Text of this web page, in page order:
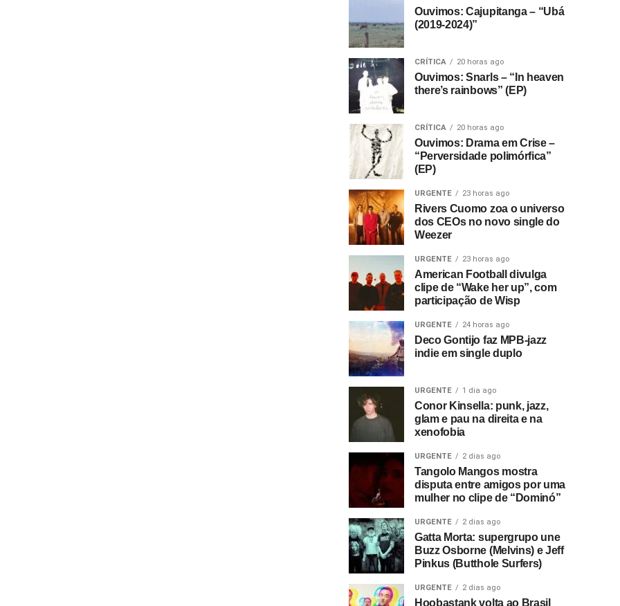
Ouvimos: Cajupitanga – “Ubá
(2019-2024)”
CRÍTICA 20 horas ago
Ouvimos: Snarls – “In heaven
there’s rainbows” (EP)
CRÍTICA 20 horas ago
Ouvimos: Drama em Crise –
“Perversidade polimórfica”
(EP)
URGENTE 23 horas ago
Rivers Cuomo zoa o universo
dos CEOs no novo single do
Weezer
URGENTE 23 horas ago
American Football divulga
clipe de “Wake her up”, com
participação de Wisp
URGENTE 24 horas ago
Deco Gontijo faz MPB-jazz
indie em single duplo
URGENTE 1 dia ago
Conor Kinsella: punk, jazz,
glam e pau na direita e na
xenofobia
URGENTE 2 dias ago
Tangolo Mangos mostra
disputa entre amigos por uma
mulher no clipe de “Dominó”
URGENTE 2 dias ago
Gatta Morta: supergrupo une
Buzz Osborne (Melvins) e Jeff
Pinkus (Butthole Surfers)
URGENTE 2 dias ago
Hoobastank volta ao Brasil